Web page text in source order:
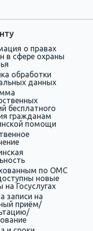
о правах
в сфере охраны
обработки
данных
бесплатного
гражданам
помощи
по ОМС
новые
на Госуслугах
записи на
приём/